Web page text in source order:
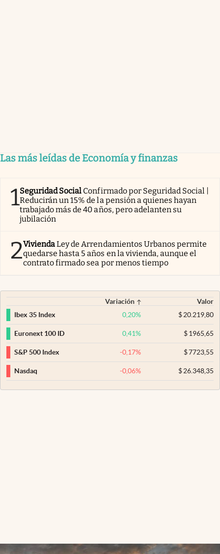
Las más leídas de Economía y finanzas
1Seguridad Social Confirmado por Seguridad Social |
Reducirán un 15% de la pensión a quienes hayan
trabajado más de 40 años, pero adelanten su
jubilación
2ViviendaLey de Arrendamientos Urbanos permite
quedarse hasta 5 años en la vivienda, aunque el
contrato firmado sea por menos tiempo
Variación
Valor
Ibex 35 Index
0,20% $20.219,80
Euronext 100 ID 0,41% $1965,65
S&P 500 Index -0,17% $7723,55
Nasdaq -0,06% $26.348,35